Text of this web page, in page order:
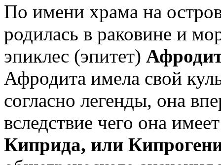
По имени храма на
родилась в раковине и
эпиклес (эпитет)
Афродита имела свой
согласно легенды, она
вследствие чего она
Киприда, или